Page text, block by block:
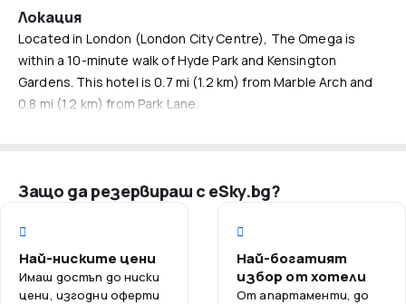
The Omega е идеално място за семейства с деца.
Хотелът предлага приятелска атмосфера и удобства,
които ще задоволят най-малките гости. В близост се
намират паркове, където децата могат да играят и да
прекарват време на открито.
ресторанти и барове позволява вечерни излизания и
се отпуснете в комфортните, климатизирани стаи.
Локацията на хотел The Omega улеснява
разглеждането на най-важните забележителности на
Локация
Located in London (London City Centre), The Omega is
within a 10-minute walk of Hyde Park and Kensington
Gardens. This hotel is 0.7 mi (1.2 km) from Marble Arch and
0.8 mi (1.2 km) from Park Lane.
Защо да резервираш с eSky.bg?
Най-ниските цени
Имаш достъп до ниски
цени, изгодни оферти
Най-богатият
избор от хотели
От апартаменти, до